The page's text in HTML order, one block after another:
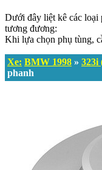
Dưới đây liệt kê các loại
tương đương:
Khi lựa chọn phụ tùng,
Xe: BMW 1998 » 323i
phanh